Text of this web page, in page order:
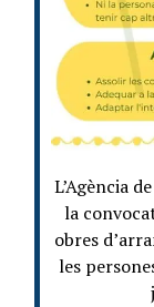
L’Agència
la
obres
les